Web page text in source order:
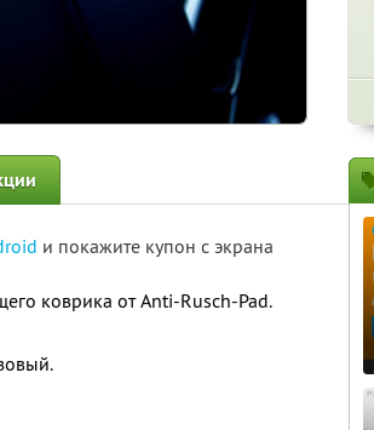
и покажите купон с экрана
коврика от Anti-Rusch-Pad.